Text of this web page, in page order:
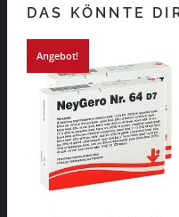
DAS KÖNNTE
Angebot!